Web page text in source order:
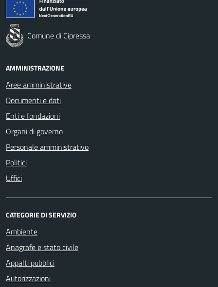
Comune di Cipressa
AMMINISTRAZIONE
Aree amministrative
Documenti e dati
Enti e fondazioni
Organi di governo
Personale amministrativo
Politici
Uffici
CATEGORIE DI SERVIZIO
Ambiente
Anagrafe e stato civile
Appalti pubblici
Autorizzazioni